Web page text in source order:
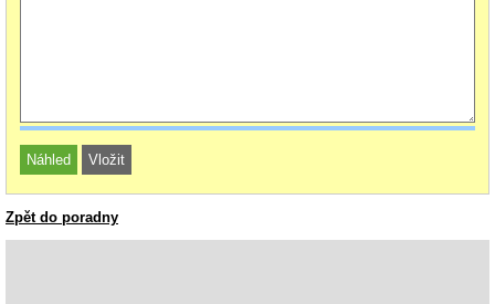
Zpět do poradny